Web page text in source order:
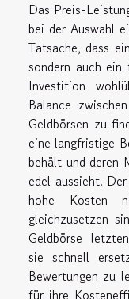
Das Preis-
bei der Auswahl
Tatsache, dass
sondern auch
Investition
Balance
Geldbörsen zu
eine langfristige
behält und deren
edel aussieht.
hohe Kosten
gleichzusetzen
Geldbörse
sie schnell
Bewertungen zu